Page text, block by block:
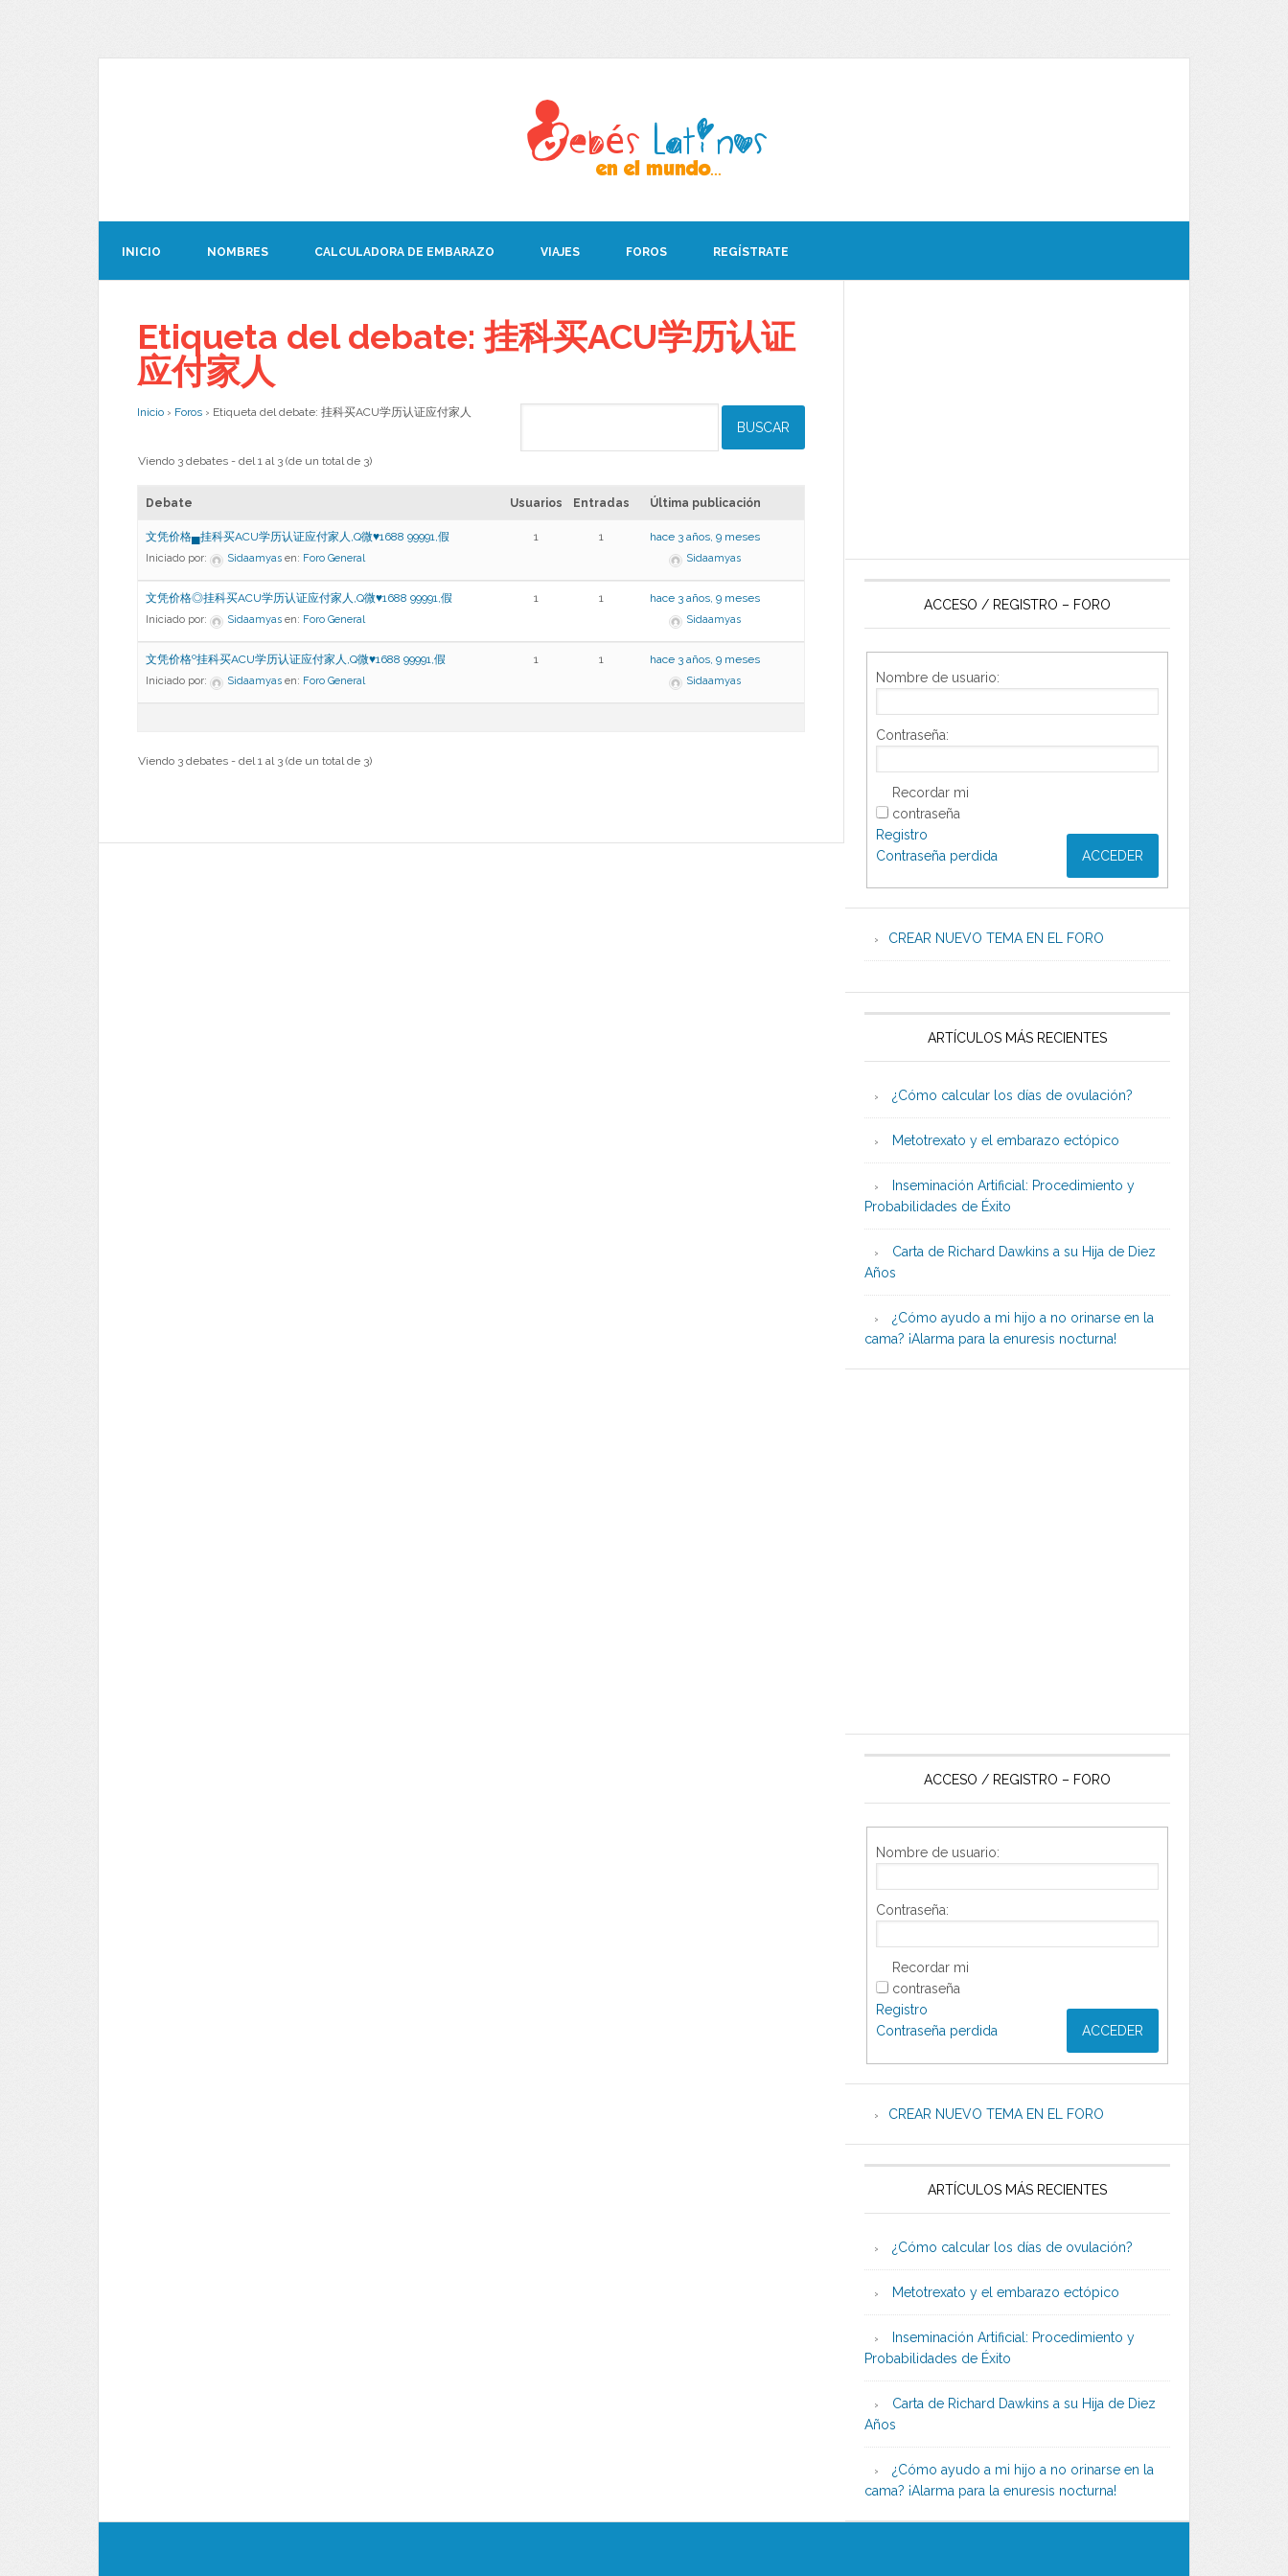
INICIO NOMBRES CALCULADORA DE EMBARAZO VIAJES FOROS REGÍSTRATE
Etiqueta del debate: 挂科买ACU学历认证
应付家人
Inicio › Foros › Etiqueta del debate: 挂科买ACU学历认证应付家人
Viendo 3 debates - del 1 al 3 (de un total de 3)
Debate Usuarios Entradas Última publicación
文凭价格▄挂科买ACU学历认证应付家人,Q微♥1688 99991,假
Iniciado por: Sidaamyas en: Foro General
1 1 hace 3 años, 9 meses
Sidaamyas
文凭价格◎挂科买ACU学历认证应付家人,Q微♥1688 99991,假
Iniciado por: Sidaamyas en: Foro General
1 1 hace 3 años, 9 meses
Sidaamyas
文凭价格º挂科买ACU学历认证应付家人,Q微♥1688 99991,假
Iniciado por: Sidaamyas en: Foro General
1 1 hace 3 años, 9 meses
Sidaamyas
Viendo 3 debates - del 1 al 3 (de un total de 3)
ACCESO / REGISTRO – FORO
Nombre de usuario:
Contraseña:
Recordar mi
contraseña
ACCEDER
Registro
Contraseña perdida
CREAR NUEVO TEMA EN EL FORO
ARTÍCULOS MÁS RECIENTES
¿Cómo calcular los días de ovulación?
Metotrexato y el embarazo ectópico
Inseminación Artificial: Procedimiento y
Probabilidades de Éxito
Carta de Richard Dawkins a su Hija de Diez
Años
¿Cómo ayudo a mi hijo a no orinarse en la
cama? ¡Alarma para la enuresis nocturna!
ACCESO / REGISTRO – FORO
Nombre de usuario:
Contraseña:
Recordar mi
contraseña
ACCEDER
Registro
Contraseña perdida
CREAR NUEVO TEMA EN EL FORO
ARTÍCULOS MÁS RECIENTES
¿Cómo calcular los días de ovulación?
Metotrexato y el embarazo ectópico
Inseminación Artificial: Procedimiento y
Probabilidades de Éxito
Carta de Richard Dawkins a su Hija de Diez
Años
¿Cómo ayudo a mi hijo a no orinarse en la
cama? ¡Alarma para la enuresis nocturna!